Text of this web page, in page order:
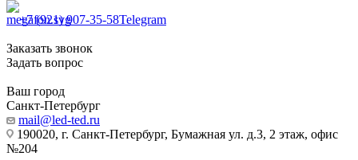
+7 (921) 907-35-58Telegram
Заказать звонок
Задать вопрос
Ваш город
Санкт-Петербург
mail@led-ted.ru
190020, г. Санкт-Петербург, Бумажная ул. д.3, 2 этаж, офис
№204